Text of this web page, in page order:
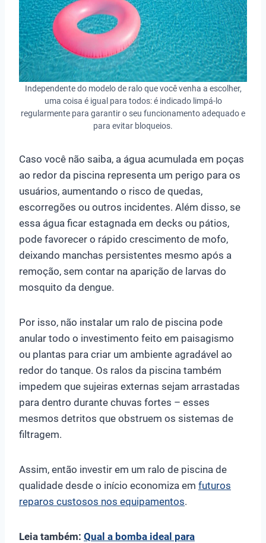
Independente do modelo de ralo que você venha a escolher,
uma coisa é igual para todos: é indicado limpá-lo
regularmente para garantir o seu funcionamento adequado e
para evitar bloqueios.
Caso você não saiba, a água acumulada em poças
ao redor da piscina representa um perigo para os
usuários, aumentando o risco de quedas,
escorregões ou outros incidentes. Além disso, se
essa água ficar estagnada em decks ou pátios,
pode favorecer o rápido crescimento de mofo,
deixando manchas persistentes mesmo após a
remoção, sem contar na aparição de larvas do
mosquito da dengue.
Por isso, não instalar um ralo de piscina pode
anular todo o investimento feito em paisagismo
ou plantas para criar um ambiente agradável ao
redor do tanque. Os ralos da piscina também
impedem que sujeiras externas sejam arrastadas
para dentro durante chuvas fortes – esses
mesmos detritos que obstruem os sistemas de
filtragem.
Assim, então investir em um ralo de piscina de
qualidade desde o início economiza em futuros
reparos custosos nos equipamentos.
Leia também: Qual a bomba ideal para